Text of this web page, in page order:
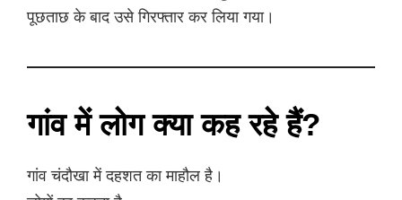
पूछताछ के बाद उसे गिरफ्तार कर लिया गया।
गांव में लोग क्या कह रहे हैं?
गांव चंदौखा में दहशत का माहौल है।